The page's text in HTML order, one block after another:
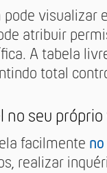
pode visualizar
atribuir
A tabela
total
no seu
facilmente
realizar